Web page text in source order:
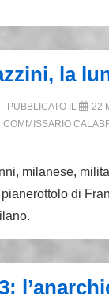
la
PUBBLICATO IL 22
COMMISSARIO
milanese,
di